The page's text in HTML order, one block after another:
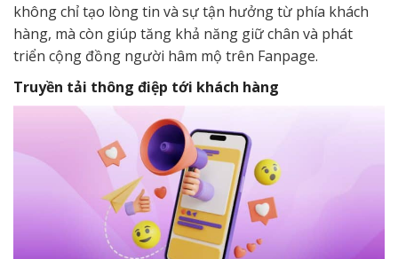
không chỉ tạo lòng tin và sự tận hưởng từ phía khách
hàng, mà còn giúp tăng khả năng giữ chân và phát
triển cộng đồng người hâm mộ trên Fanpage.
Truyền tải thông điệp tới khách hàng